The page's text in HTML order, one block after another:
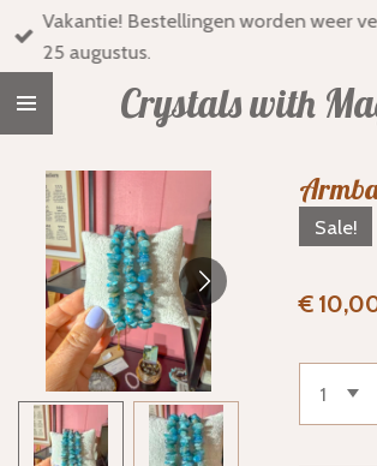
Ga
direct
Crystals with
Vakantie! Bestellingen worden weer
25 augustus.
Sale!
€